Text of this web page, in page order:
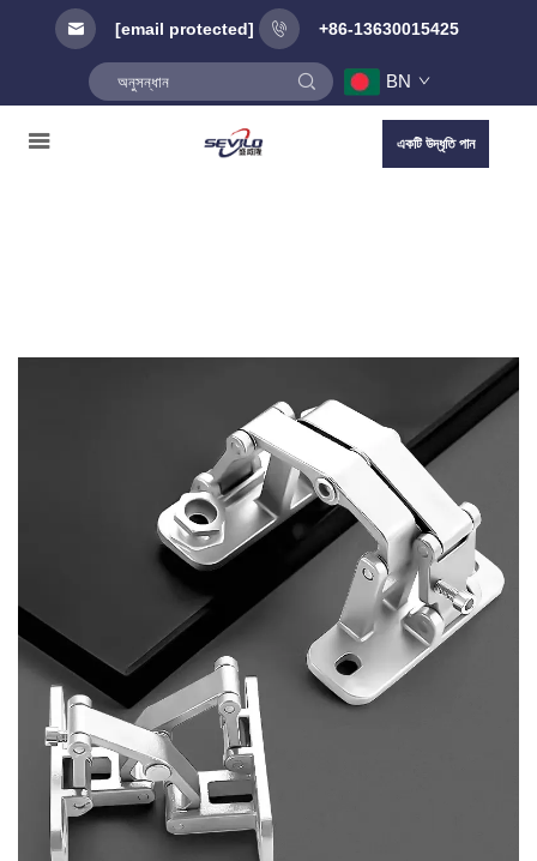
[email protected] +86-13630015425
BN
একটি উদ্ধৃতি পান